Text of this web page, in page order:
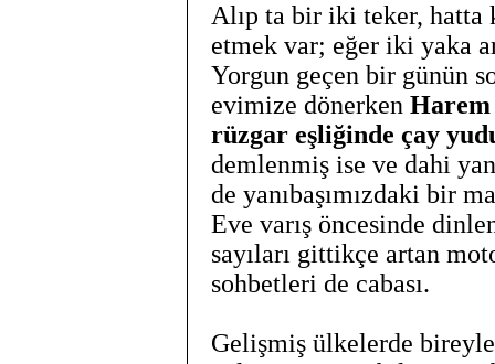
Alıp ta bir iki teker,
etmek var; eğer iki yaka
Yorgun geçen bir günün
evimize dönerken Harem
rüzgar eşliğinde çay
demlenmiş ise ve dahi
de yanıbaşımızdaki bir
Eve varış öncesinde
sayıları gittikçe artan
sohbetleri de cabası.
Gelişmiş ülkelerde